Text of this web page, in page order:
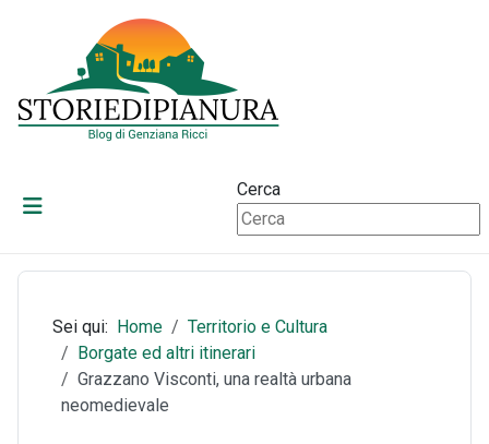
Cerca
Sei qui: Home
Territorio e Cultura
Borgate ed altri itinerari
Grazzano Visconti, una realtà urbana
neomedievale